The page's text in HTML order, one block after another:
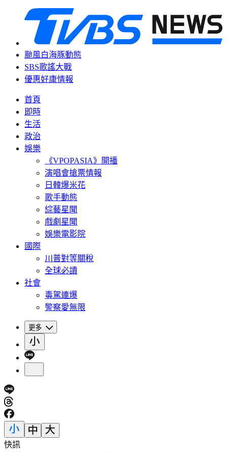
颱風白海豚動態
SBS歌謠大戰
優惠好康情報
首頁
即時
生活
政治
娛樂
《VPOPASIA》開播
演唱會搶票情報
日韓爆米花
歌手動態
綜藝星聞
戲劇星聞
娛樂電影院
國際
川普對等關稅
全球必讀
社會
毒駕連爆
警察愛無限
更多
快訊